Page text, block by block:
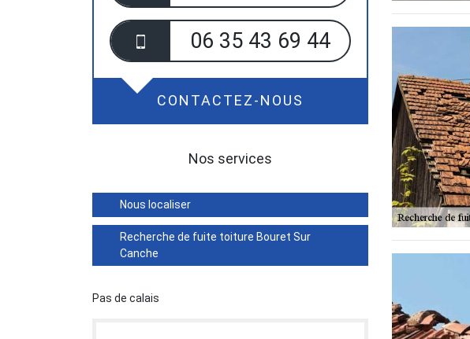
06 35 43 69 44
CONTACTEZ-NOUS
Nos services
Nous localiser
Recherche de fuite toiture Bouret Sur
Canche
Pas de calais